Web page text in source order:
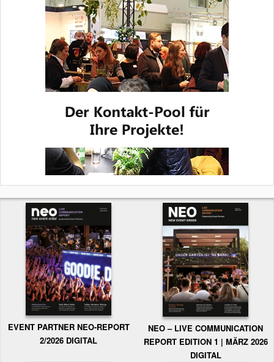
EVENT PARTNER NEO-REPORT
2/2026 DIGITAL
NEO – LIVE COMMUNICATION
REPORT EDITION 1 | MÄRZ 2026
DIGITAL